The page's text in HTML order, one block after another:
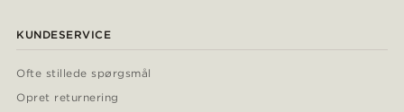
KUNDESERVICE
Ofte stillede spørgsmål
Opret returnering